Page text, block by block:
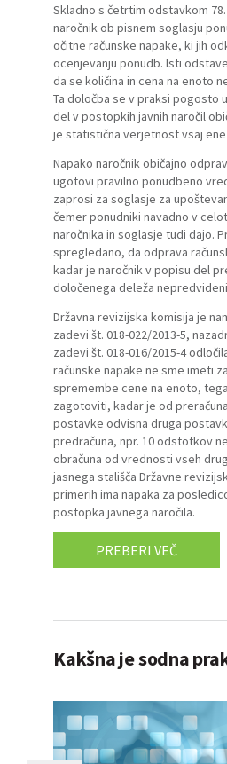
Skladno s četrtim odstavkom
naročnik ob pisnem soglasju
očitne računske napake, ki jih
ocenjevanju ponudb. Isti
da se količina in cena na enoto
Ta določba se v praksi pogosto
del v postopkih javnih naročil
je statistična verjetnost vsaj
Napako naročnik običajno
ugotovi pravilno ponudbeno
zaprosi za soglasje za
čemer ponudniki navadno v
naročnika in soglasje tudi dajo.
spregledano, da odprava
kadar je naročnik v popisu del
določenega deleža
Državna revizijska komisija je
zadevi št. 018-022/2013-5,
zadevi št. 018-016/2015-4
računske napake ne sme imeti
spremembe cene na enoto,
zagotoviti, kadar je od
postavke odvisna druga
predračuna, npr. 10 odstotkov
obračuna od vrednosti vseh
jasnega stališča Državne
primerih ima napaka za
postopka javnega naročila.
PREBERI VEČ
Kakšna je sodna